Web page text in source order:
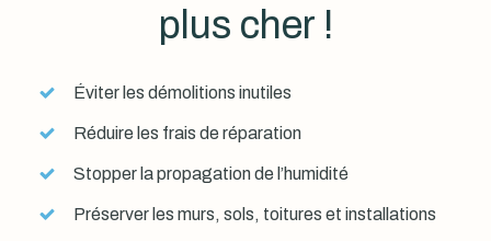
plus cher !
Éviter les démolitions inutiles
Réduire les frais de réparation
Stopper la propagation de l’humidité
Préserver les murs, sols, toitures et installations